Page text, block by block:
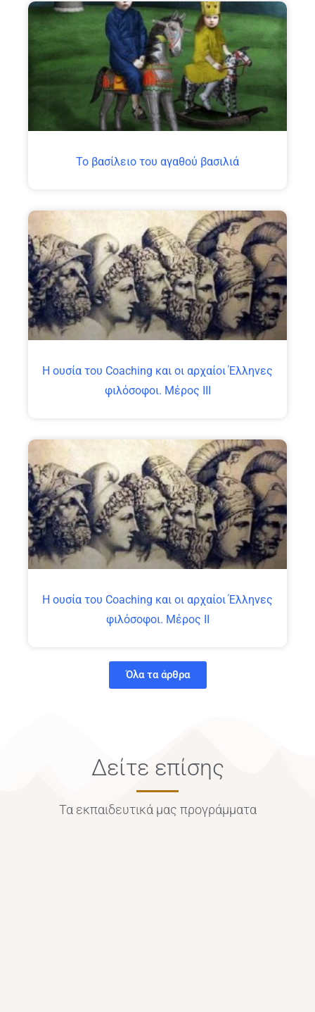
Το βασίλειο του αγαθού βασιλιά
Η ουσία του Coaching και οι αρχαίοι Έλληνες
φιλόσοφοι. Μέρος ΙΙΙ
Η ουσία του Coaching και οι αρχαίοι Έλληνες
φιλόσοφοι. Μέρος ΙΙ
Όλα τα άρθρα
Δείτε επίσης
Τα εκπαιδευτικά μας προγράμματα